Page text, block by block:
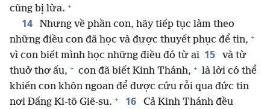
cũng bị lừa. +
14
Nhưng về phần con, hãy tiếp tục làm theo
những điều con đã học và được thuyết phục để tin, +
vì con biết mình học những điều đó từ ai 15
và từ
thuở thơ ấu, + con đã biết Kinh Thánh, + là lời có thể
khiến con khôn ngoan để được cứu rỗi qua đức tin
nơi Đấng Ki-tô Giê-su. + 16
Cả Kinh Thánh đều